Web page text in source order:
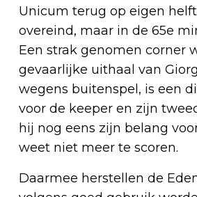
Unicum terug op eigen
overeind, maar in de 65e
Een strak genomen corner
gevaarlijke uithaal van
wegens buitenspel, is een
voor de keeper en zijn
hij nog eens zijn belang
weet niet meer te scoren.
Daarmee herstellen de